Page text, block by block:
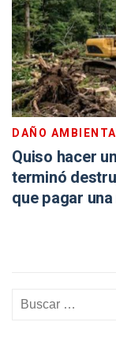
DAÑO
Quiso hacer
terminó
que pagar